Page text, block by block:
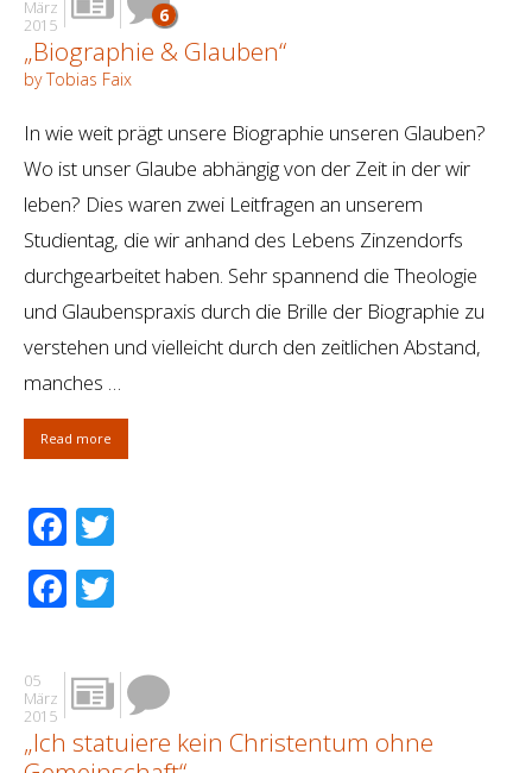
März
2015
6
„Biographie & Glauben“
by Tobias Faix
In wie weit prägt unsere Biographie unseren Glauben?
Wo ist unser Glaube abhängig von der Zeit in der wir
leben? Dies waren zwei Leitfragen an unserem
Studientag, die wir anhand des Lebens Zinzendorfs
durchgearbeitet haben. Sehr spannend die Theologie
und Glaubenspraxis durch die Brille der Biographie zu
verstehen und vielleicht durch den zeitlichen Abstand,
manches …
Read more
Facebook
Facebook
05
März
2015
„Ich statuiere kein Christentum ohne